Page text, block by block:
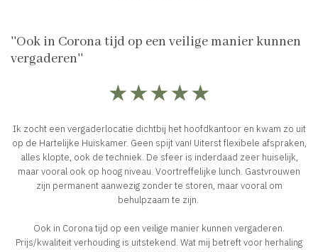
''Ook in Corona tijd op een veilige manier kunnen
vergaderen''
★★★★★
Ik zocht een vergaderlocatie dichtbij het hoofdkantoor en kwam zo uit
op de Hartelijke Huiskamer. Geen spijt van! Uiterst flexibele afspraken,
alles klopte, ook de techniek. De sfeer is inderdaad zeer huiselijk,
maar vooral ook op hoog niveau. Voortreffelijke lunch. Gastvrouwen
zijn permanent aanwezig zonder te storen, maar vooral om
behulpzaam te zijn.
Ook in Corona tijd op een veilige manier kunnen vergaderen.
Prijs/kwaliteit verhouding is uitstekend. Wat mij betreft voor herhaling